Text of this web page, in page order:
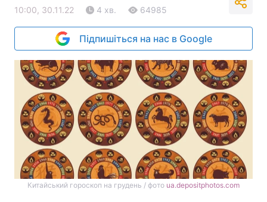
10:00, 30.11.22 4 хв. 64985
Підпишіться на нас в Google
Китайський гороскоп на грудень / фото ua.depositphotos.com